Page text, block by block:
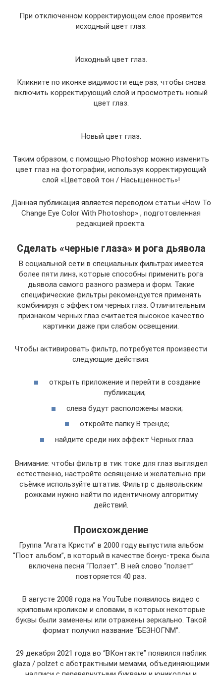
При отключенном корректирующем слое проявится
исходный цвет глаз.
Исходный цвет глаз.
Кликните по иконке видимости еще раз, чтобы снова
включить корректирующий слой и просмотреть новый
цвет глаз.
Новый цвет глаз.
Таким образом, с помощью Photoshop можно изменить
цвет глаз на фотографии, используя корректирующий
слой «Цветовой тон / Насыщенность»!
Данная публикация является переводом статьи «How To
Change Eye Color With Photoshop» , подготовленная
редакцией проекта.
Сделать «черные глаза» и рога дьявола
В социальной сети в специальных фильтрах имеется
более пяти линз, которые способны применить рога
дьявола самого разного размера и форм. Такие
специфические фильтры рекомендуется применять
комбинируя с эффектом черных глаз. Отличительным
признаком черных глаз считается высокое качество
картинки даже при слабом освещении.
Чтобы активировать фильтр, потребуется произвести
следующие действия:
открыть приложение и перейти в создание
публикации;
слева будут расположены маски;
откройте папку В тренде;
найдите среди них эффект Черных глаз.
Внимание: чтобы фильтр в тик токе для глаз выглядел
естественно, настройте освящение и желательно при
съёмке используйте штатив. Фильтр с дьявольским
рожками нужно найти по идентичному алгоритму
действий.
Происхождение
Группа “Агата Кристи” в 2000 году выпустила альбом
“Пост альбом”, в который в качестве бонус-трека была
включена песня “Ползет”. В ней слово “ползет”
повторяется 40 раз.
В августе 2008 года на YouTube появилось видео с
криповым кроликом и словами, в которых некоторые
буквы были заменены или отражены зеркально. Такой
формат получил название “БЕЗНОГNM”.
29 декабря 2021 года во “ВКонтакте” появился паблик
glaza / polzet с абстрактными мемами, объединяющими